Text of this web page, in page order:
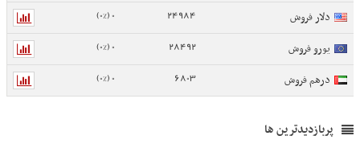
دلار فروش 24984
0 (0%)
یورو فروش 28492
0 (0%)
درهم فروش 6803
0 (0%)
پربازدیدترین ها